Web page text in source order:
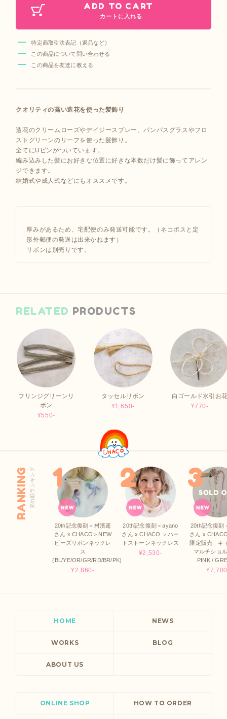
ADD TO CART
カートに入れる
特定商取引法表記（返品など）
この商品について問い合わせる
この商品を友達に教える
クオリティの高い造花を使った髪飾り
造花のクリームローズやデイジースプレー、パンパスグラスやフロ
ストグリーンのリーフを使った髪飾り。
全てにUピンがついています。
編み込みした髪にお好きな位置に好きな本数だけ髪に飾ってアレン
ジできます。
結婚式や成人式などにもオススメです。
厚みがあるため、宅配便のみ発送可能です。（ネコポスと定
形外郵便の発送は出来かねます）
リボンは別売りです。
RELATED PRODUCTS
フリンジグリーンリ
ボン
¥550-
タッセルリボン
¥1,650-
白ゴールド水引お
¥770-
RANKING売れ筋ランキング
20th記念復刻＜村濱遥
さん x CHACO＞NEW
ビーズリボンネックレ
ス
(BL/YE/OR/GR/RD/BR/PK)
¥2,860-
20th記念復刻＜ayano
さん x CHACO ＞ハー
トストーンネックレス
¥2,530-
20th記念復刻
さん x
限定販売 キ
マルチショ
PINK /
HOME NEWS
WORKS BLOG
ABOUT US
ONLINE SHOP HOW TO ORDER